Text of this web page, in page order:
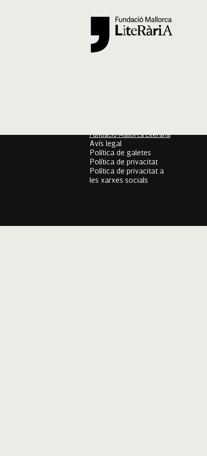
Fundació Mallorca Literària
Avís legal
Política de galetes
Política de privacitat
Política de privacitat a
les xarxes socials